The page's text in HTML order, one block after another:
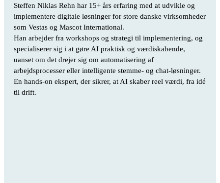
Steffen Niklas Rehn har 15+ års erfaring med at udvikle og
implementere digitale løsninger for store danske virksomheder
som Vestas og Mascot International.
Han arbejder fra workshops og strategi til implementering, og
specialiserer sig i at gøre AI praktisk og værdiskabende,
uanset om det drejer sig om automatisering af
arbejdsprocesser eller intelligente stemme- og chat-løsninger.
En hands-on ekspert, der sikrer, at AI skaber reel værdi, fra idé
til drift.